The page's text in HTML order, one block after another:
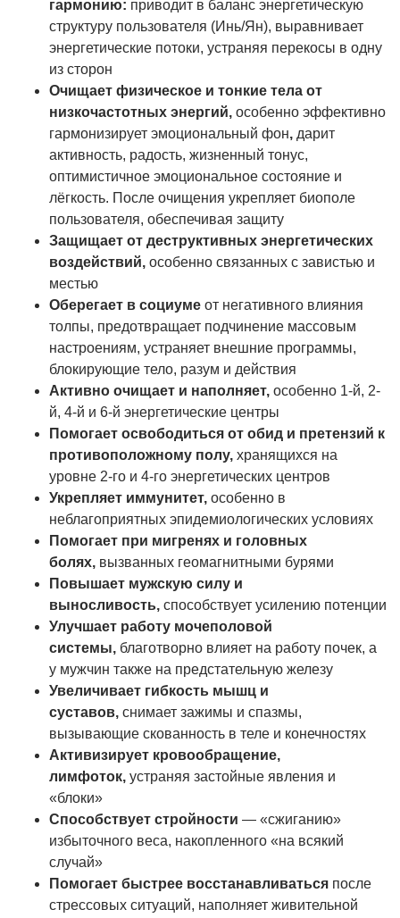
гармонию: приводит в баланс энергетическую
структуру пользователя (Инь/Ян), выравнивает
энергетические потоки, устраняя перекосы в одну
из сторон
Очищает физическое и тонкие тела от
низкочастотных энергий, особенно эффективно
гармонизирует эмоциональный фон, дарит
активность, радость, жизненный тонус,
оптимистичное эмоциональное состояние и
лёгкость. После очищения укрепляет биополе
пользователя, обеспечивая защиту
Защищает от деструктивных энергетических
воздействий, особенно связанных с завистью и
местью
Оберегает в социуме от негативного влияния
толпы, предотвращает подчинение массовым
настроениям, устраняет внешние программы,
блокирующие тело, разум и действия
Активно очищает и наполняет, особенно 1-й, 2-
й, 4-й и 6-й энергетические центры
Помогает освободиться от обид и претензий к
противоположному полу, хранящихся на
уровне 2-го и 4-го энергетических центров
Укрепляет иммунитет, особенно в
неблагоприятных эпидемиологических условиях
Помогает при мигренях и головных
болях, вызванных геомагнитными бурями
Повышает мужскую силу и
выносливость, способствует усилению потенции
Улучшает работу мочеполовой
системы, благотворно влияет на работу почек, а
у мужчин также на предстательную железу
Увеличивает гибкость мышц и
суставов, снимает зажимы и спазмы,
вызывающие скованность в теле и конечностях
Активизирует кровообращение,
лимфоток, устраняя застойные явления и
«блоки»
Способствует стройности — «сжиганию»
избыточного веса, накопленного «на всякий
случай»
Помогает быстрее восстанавливаться после
стрессовых ситуаций, наполняет живительной